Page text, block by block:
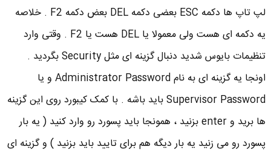
لپ تاپ ها دکمه ESC بعضی دکمه DEL بعض دکمه F2 . خلاصه
یه دکمه ای هست ولی معمولا یا DEL هست یا F2 . وقتی وارد
تنظیمات بایوس شدید دنبال گزینه ای مثل Security بگردید .
اونجا یه گزینه ای به نام Administrator Password و یا
Supervisor Password باید باشه . با کمک کیبورد روی این گزینه
ها برید و enter بزنید ، همونجا باید پسورد رو وارد کنید ( یه بار
پسورد رو می زنید یه بار دیگه هم برای تایید باید بزنید ) و گزینه ای